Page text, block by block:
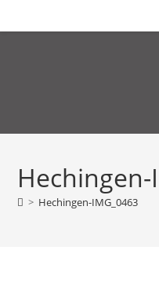
Inhalt
Hechingen-
> Hechingen-IMG_0463